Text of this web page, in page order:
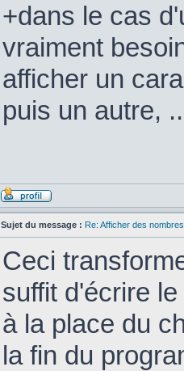
+dans le cas
vraiment
afficher un
puis un autre,
Sujet du message : Re: Afficher des
Ceci
suffit d'écrire
à la place du
la fin du